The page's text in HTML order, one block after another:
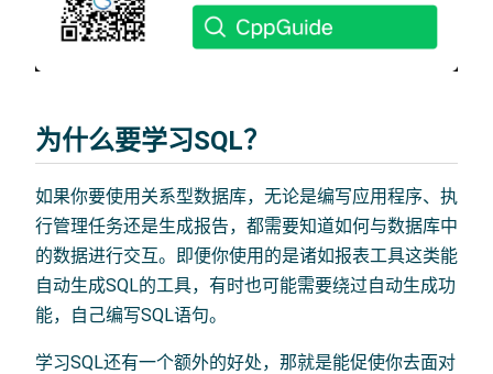
为什么要学习SQL？
如果你要使用关系型数据库，无论是编写应用程序、执
行管理任务还是生成报告，都需要知道如何与数据库中
的数据进行交互。即便你使用的是诸如报表工具这类能
自动生成SQL的工具，有时也可能需要绕过自动生成功
能，自己编写SQL语句。
学习SQL还有一个额外的好处，那就是能促使你去面对